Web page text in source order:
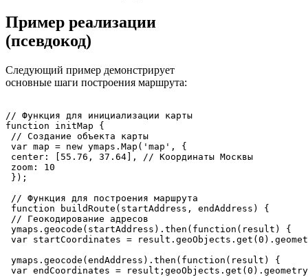
Пример реализации
(псевдокод)
Следующий пример демонстрирует
основные шаги построения маршрута:
// Функция для инициализации карты
function initMap {
// Создание объекта карты
var map = new ymaps.Map('map', {
center: [55.76, 37.64], // Координаты Москвы
zoom: 10
});
// Функция для построения маршрута
function buildRoute(startAddress, endAddress) {
// Геокодирование адресов
ymaps.geocode(startAddress).then(function(result) {
var startCoordinates =
ymaps.geocode(endAddress).then(function(result) {
var endCoordinates =